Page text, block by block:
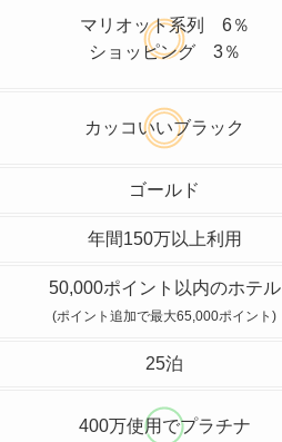
マリオット系列 6％
ショッピング 3％
カッコいいブラック
ゴールド
年間150万以上利用
50,000ポイント以内のホテル
(ポイント追加で最大65,000ポイント)
25泊
400万使用でプラチナ